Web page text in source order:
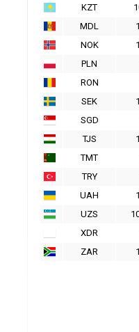
KZT
MDL
NOK
PLN
RON
SEK
SGD
TJS
TMT
TRY
UAH
UZS
XDR
ZAR